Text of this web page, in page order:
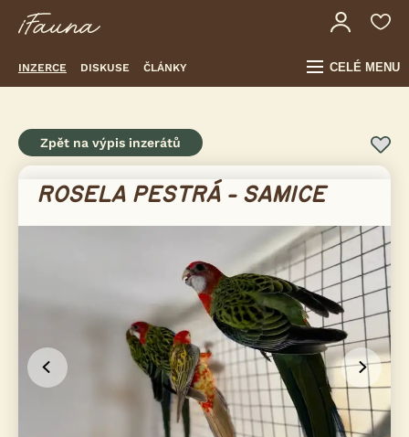
INZERCE DISKUSE ČLÁNKY CELÉ MENU
Zpět na výpis inzerátů
ROSELA PESTRÁ - SAMICE